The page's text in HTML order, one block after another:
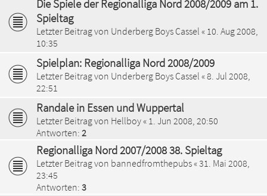
Die Spiele der Regionalliga Nord 2008/2009 am 1.
Spieltag
Letzter Beitrag von Underberg Boys Cassel « 10. Aug 2008,
10:35
Spielplan: Regionalliga Nord 2008/2009
Letzter Beitrag von Underberg Boys Cassel «8. Jul 2008,
22:51
Randale in Essen und Wuppertal
Letzter Beitrag von Hellboy« 1. Jun 2008, 20:50
Antworten: 2
Regionalliga Nord 2007/2008 38. Spieltag
Letzter Beitrag von bannedfromthepubs«31. Mai 2008,
23:45
Antworten: 3